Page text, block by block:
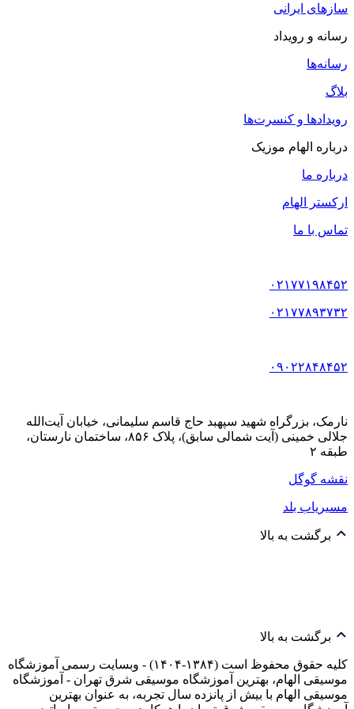
سازهای ایرانی
رسانه و رویداد
رسانه‌ها
بلاگ
رویدادها و کنسرت‌ها
درباره الهام موزیک
درباره ما
ارکستر الهام
تماس با ما
۰۲۱۷۷۱۹۸۴۵۲
۰۲۱۷۷۸۹۳۷۳۲
۰۹۰۲۲۸۴۸۴۵۲
نارمک، بزرگراه شهید سپهبد حاج قاسم سلیمانی، خیابان آیت‌الله
جلالی خمینی (آیت شمالی سابق)، پلاک ۸۵۶، ساختمان نارستان،
طبقه ۲
نقشه گوگل
مسیریاب بلد
برگشت به بالا
برگشت به بالا
کلیه حقوق محفوظ است (۱۳۸۴-۱۴۰۴) - وبسایت رسمی آموزشگاه
موسیقی الهام، بهترین آموزشگاه موسیقی شرق تهران - آموزشگاه
موسیقی الهام با بیش از پانزده سال تجربه، به عنوان بهترین